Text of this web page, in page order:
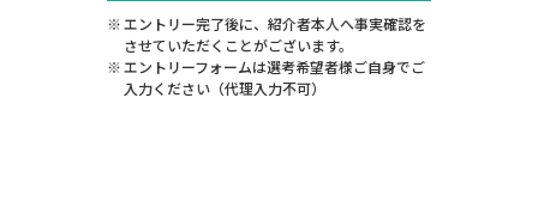
エントリー完了後に、紹介者本人へ事実確認を
させていただくことがございます。
エントリーフォームは選考希望者様ご自身でご
入力ください（代理入力不可）